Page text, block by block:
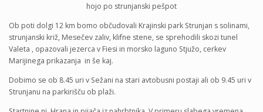
hojo po strunjanski pešpot
Ob poti dolgi 12 km bomo občudovali Krajinski park Strunjan s solinami,
strunjanski križ, Mesečev zaliv, klifne stene, se sprehodili skozi tunel
Valeta , opazovali jezerca v Fiesi in morsko laguno Stjužo, cerkev
Marijinega prikazanja in še kaj.
Dobimo se ob 8.45 uri v Sežani na stari avtobusni postaji ali ob 9.45 uri v
Strunjanu na parkirišču ob plaži.